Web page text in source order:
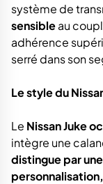
système de
sensibleau
adhérence
serré dans son
Le style du
Le Nissan Juke
intègre une
distingue par